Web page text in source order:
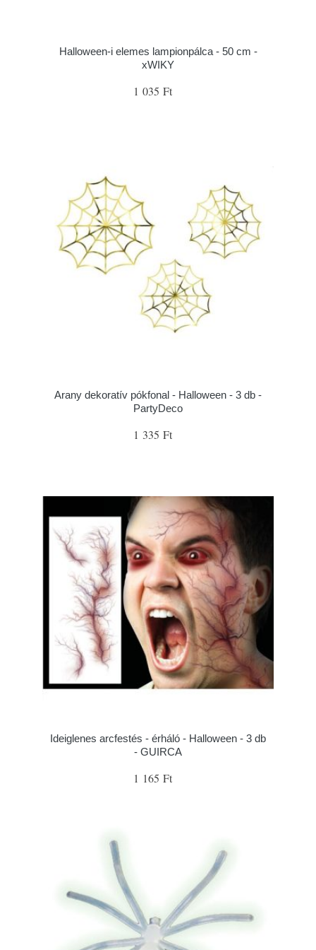
Halloween-i elemes lampionpálca - 50 cm -
xWIKY
1 035 Ft
Arany dekoratív pókfonal - Halloween - 3 db -
PartyDeco
1 335 Ft
Ideiglenes arcfestés - érháló - Halloween - 3 db
- GUIRCA
1 165 Ft